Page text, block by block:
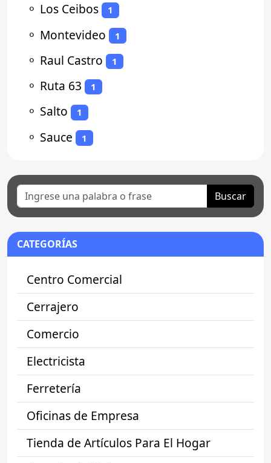
⚬ Los Ceibos 1
⚬ Montevideo 1
⚬ Raul Castro 1
⚬ Ruta 63 1
⚬ Salto 1
⚬ Sauce 1
Buscar
CATEGORÍAS
Centro Comercial
Cerrajero
Comercio
Electricista
Ferretería
Oficinas de Empresa
Tienda de Artículos Para El Hogar